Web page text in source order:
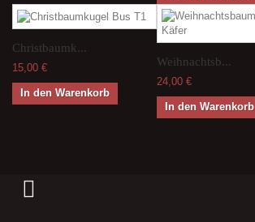
Christbaumk...
15,00 €
In den Warenkorb
Weihnachtsb...
24,00 €
In den Warenkorb